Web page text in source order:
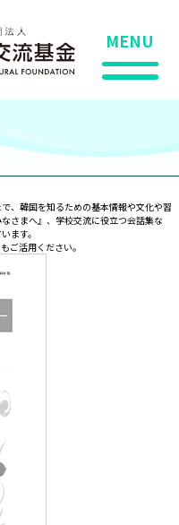
MENU
、韓国を知るための基本情報や文化や習
さまへ』、学校交流に役立つ会話集な
ます。
ご活用ください。